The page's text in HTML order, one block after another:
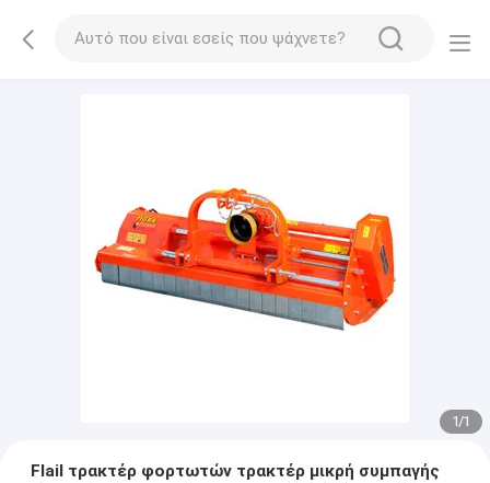
1/1
Flail τρακτέρ φορτωτών τρακτέρ μικρή συμπαγής